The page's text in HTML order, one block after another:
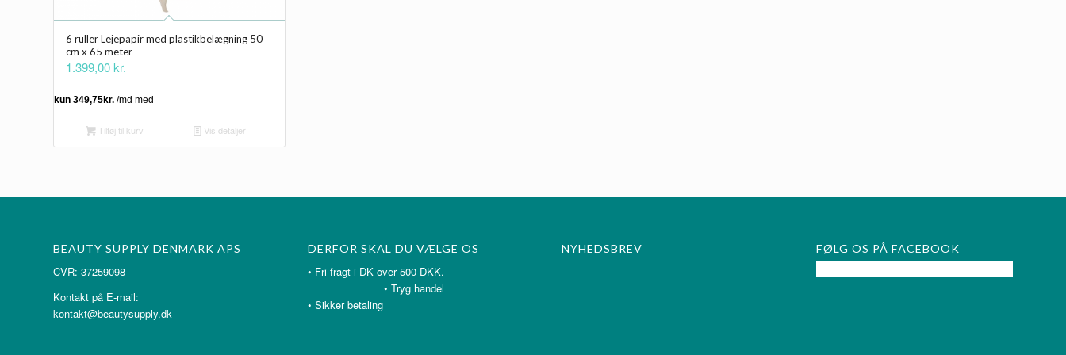
6 ruller Lejepapir med plastikbelægning 50
cm x 65 meter
1.399,00kr.
Tilføj til kurv Vis detaljer
BEAUTY SUPPLY DENMARK APS
CVR: 37259098
Kontakt på E-mail:
kontakt@beautysupply.dk
DERFOR SKAL DU VÆLGE OS
• Fri fragt i DK over 500 DKK.
• Tryg handel
• Sikker betaling
NYHEDSBREV FØLG OS PÅ FACEBOOK